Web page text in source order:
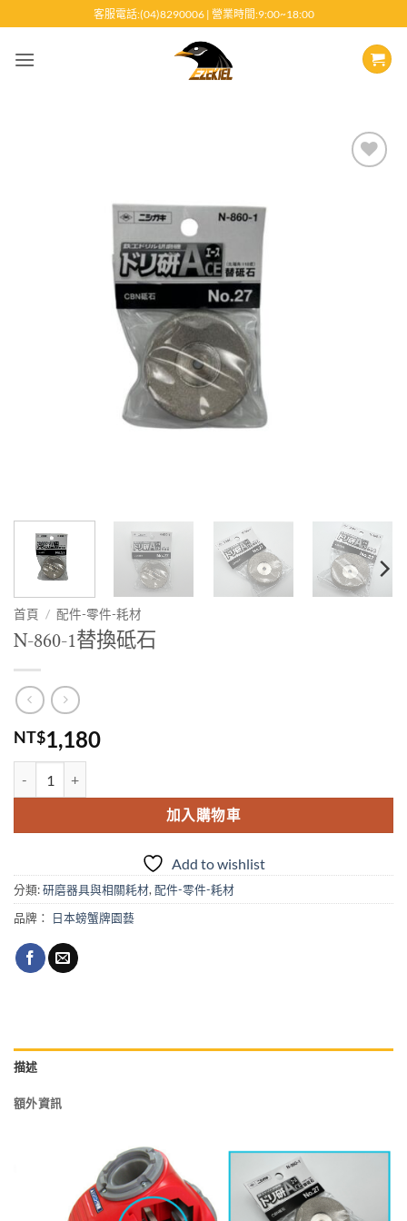
至
客服電話:(04)8290006 | 營業時間:9:00~18:00
首頁 / 配件-零件-耗材
N-860-1替換砥石
NT$1,180
加入購物車
Add to wishlist
分類:研磨器具與相關耗材,配件-零件-耗材
品牌：
日本螃蟹牌園藝
描述
額外資訊